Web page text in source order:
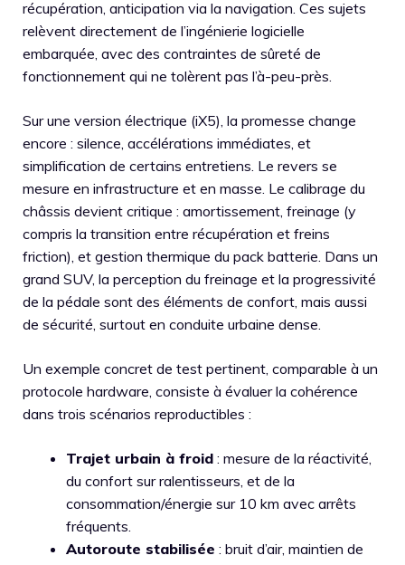
récupération, anticipation via la navigation. Ces sujets
relèvent directement de l’ingénierie logicielle
embarquée, avec des contraintes de sûreté de
fonctionnement qui ne tolèrent pas l’à-peu-près.
Sur une version électrique (iX5), la promesse change
encore : silence, accélérations immédiates, et
simplification de certains entretiens. Le revers se
mesure en infrastructure et en masse. Le calibrage du
châssis devient critique : amortissement, freinage (y
compris la transition entre récupération et freins
friction), et gestion thermique du pack batterie. Dans un
grand SUV, la perception du freinage et la progressivité
de la pédale sont des éléments de confort, mais aussi
de sécurité, surtout en conduite urbaine dense.
Un exemple concret de test pertinent, comparable à un
protocole hardware, consiste à évaluer la cohérence
dans trois scénarios reproductibles :
Trajet urbain à froid : mesure de la réactivité,
du confort sur ralentisseurs, et de la
consommation/énergie sur 10 km avec arrêts
fréquents.
Autoroute stabilisée : bruit d’air, maintien de